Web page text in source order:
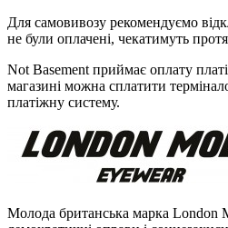
Для самовивозу рекомендуємо
не були оплачені, чекатимуть
Not Basement приймає оплату
магазині можна сплатити
платіжну систему.
Молода британська марка London